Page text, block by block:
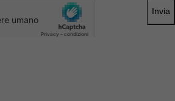
Invia